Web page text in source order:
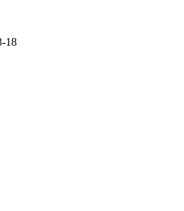
18